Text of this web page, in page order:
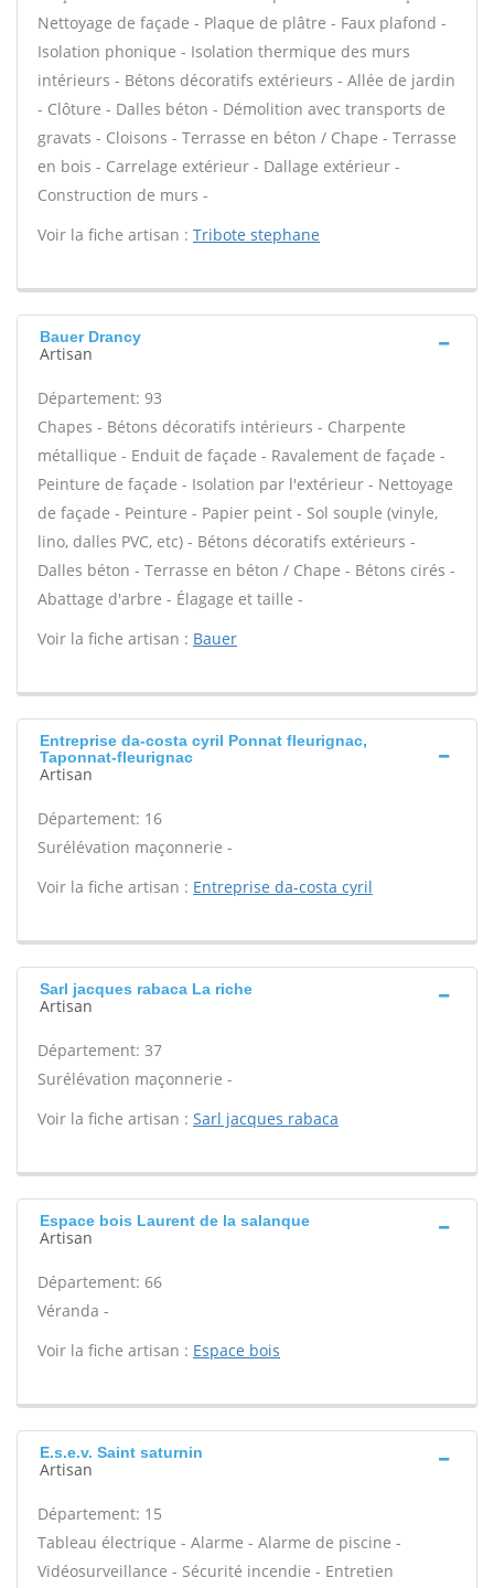
Nettoyage de façade - Plaque de plâtre - Faux plafond -
Isolation phonique - Isolation thermique des murs
intérieurs - Bétons décoratifs extérieurs - Allée de jardin
- Clôture - Dalles béton - Démolition avec transports de
gravats - Cloisons - Terrasse en béton / Chape - Terrasse
en bois - Carrelage extérieur - Dallage extérieur -
Construction de murs -
Voir la fiche artisan : Tribote stephane
Bauer Drancy
Artisan
Département: 93
Chapes - Bétons décoratifs intérieurs - Charpente
métallique - Enduit de façade - Ravalement de façade -
Peinture de façade - Isolation par l'extérieur - Nettoyage
de façade - Peinture - Papier peint - Sol souple (vinyle,
lino, dalles PVC, etc) - Bétons décoratifs extérieurs -
Dalles béton - Terrasse en béton / Chape - Bétons cirés -
Abattage d'arbre - Élagage et taille -
Voir la fiche artisan : Bauer
Entreprise da-costa cyril Ponnat fleurignac,
Taponnat-fleurignac
Artisan
Département: 16
Surélévation maçonnerie -
Voir la fiche artisan : Entreprise da-costa cyril
Sarl jacques rabaca La riche
Artisan
Département: 37
Surélévation maçonnerie -
Voir la fiche artisan : Sarl jacques rabaca
Espace bois Laurent de la salanque
Artisan
Département: 66
Véranda -
Voir la fiche artisan : Espace bois
E.s.e.v. Saint saturnin
Artisan
Département: 15
Tableau électrique - Alarme - Alarme de piscine -
Vidéosurveillance - Sécurité incendie - Entretien